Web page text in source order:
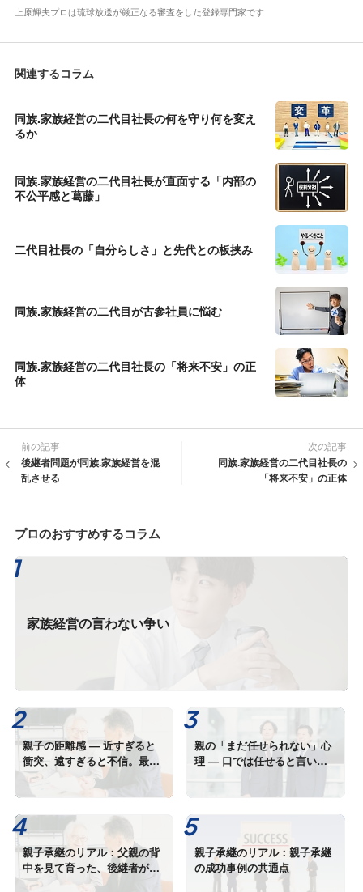
上原輝夫プロは琉球放送が厳正なる審査をした登録専門家です
関連するコラム
同族.家族経営の二代目社長の何を守り何を変え
るか
同族.家族経営の二代目社長が直面する「内部の
不公平感と葛藤」
二代目社長の「自分らしさ」と先代との板挟み
同族.家族経営の二代目が古参社員に悩む
同族.家族経営の二代目社長の「将来不安」の正
体
前の記事
後継者問題が同族.家族経営を混
乱させる
次の記事
同族.家族経営の二代目社長の
「将来不安」の正体
プロのおすすめするコラム
家族経営の言わない争い
親子の距離感 — 近すぎると
衝突、遠すぎると不信。最適
距離とは何か
親の「まだ任せられない」心
理 — 口では任せると言いな
親子承継のリアル：父親の背
中を見て育った、後継者が語
るプレッシャーと喜び
親子承継のリアル：親子承継
の成功事例の共通点